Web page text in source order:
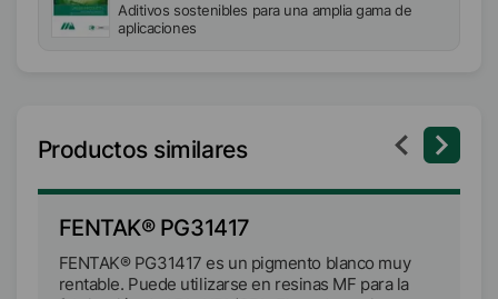
Aditivos sostenibles para una amplia gama de
aplicaciones
Productos similares
FENTAK® PG31417
FENTAK® PG31417 es un pigmento blanco muy
rentable. Puede utilizarse en resinas MF para la